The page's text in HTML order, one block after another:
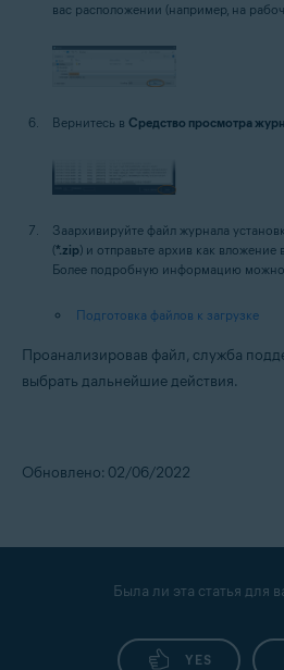
вас расположении (например, на
Вернитесь в Средство просмотра
Заархивируйте файл журнала
(*.zip) и отправьте архив как вложение в
Более подробную информацию можно
Подготовка файлов к загрузке
Проанализировав файл, служба
выбрать дальнейшие действия.
Обновлено: 02/06/2022
Была ли эта статья для
YES